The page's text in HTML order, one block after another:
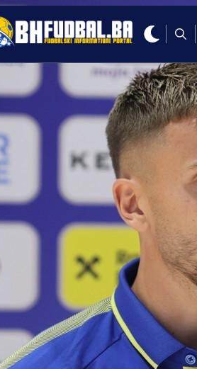
klasu: Samo četiri
bile potrebne za sjajan